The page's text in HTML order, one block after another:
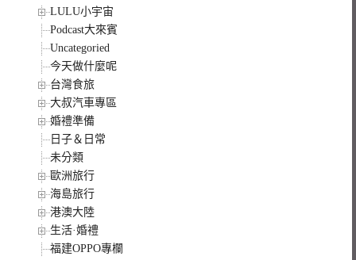
LULU小宇宙
Podcast大來賓
Uncategoried
今天做什麼呢
台灣食旅
大叔汽車專區
婚禮準備
日子＆日常
未分類
歐洲旅行
海島旅行
港澳大陸
生活·婚禮
福建OPPO專欄